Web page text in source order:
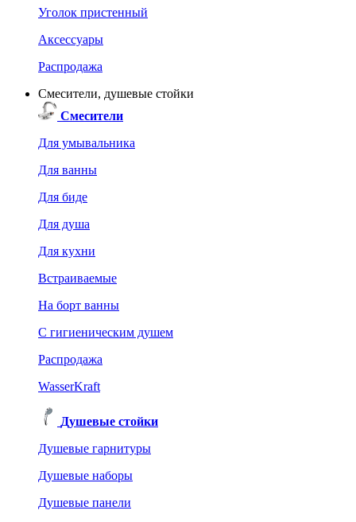
Уголок пристенный
Аксессуары
Распродажа
Смесители, душевые стойки
Смесители
Для умывальника
Для ванны
Для биде
Для душа
Для кухни
Встраиваемые
На борт ванны
C гигиеническим душем
Распродажа
WasserKraft
Душевые стойки
Душевые гарнитуры
Душевые наборы
Душевые панели